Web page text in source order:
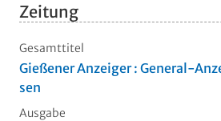
Zeitung
Gesamttitel
Gießener Anzeiger : General-
sen
Ausgabe